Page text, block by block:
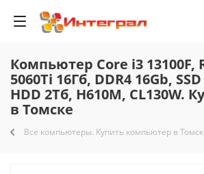
Компьютер Core i3 13100F,
5060Ti 16Гб, DDR4 16Gb,
HDD 2Тб, H610M, CL130W.
в Томске
Все компьютеры. Купить компьютер в